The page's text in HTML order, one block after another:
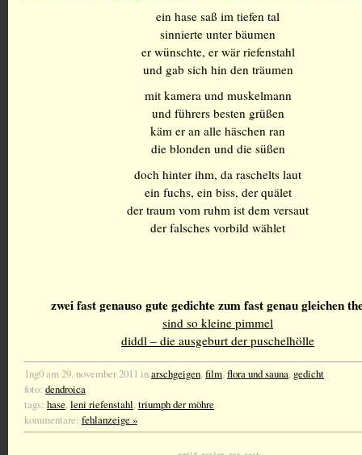
ein hase saß im tiefen tal
sinnierte unter bäumen
er wünschte, er wär riefenstahl
und gab sich hin den träumen
mit kamera und muskelmann
und führers besten grüßen
käm er an alle häschen ran
die blonden und die süßen
doch hinter ihm, da raschelts laut
ein fuchs, ein biss, der quälet
der traum vom ruhm ist dem versaut
der falsches vorbild wählet
zwei fast genauso gute gedichte zum fast genau gleichen
sind so kleine pimmel
diddl – die ausgeburt der puschelhölle
1ng0 am 29. november 2011 inarschgeigen,film,flora und sauna, gedicht
foto: dendroica
tags: hase,leni riefenstahl,triumph der möhre
kommentare: fehlanzeige »